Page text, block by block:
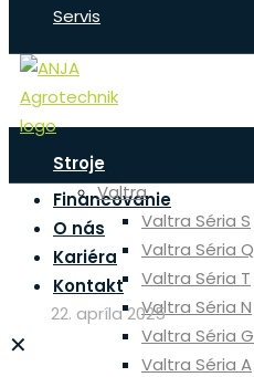
Servis
Novinky
Financovanie
O nás
Kariéra
Kontakt
✕
Stroje
Valtra
Valtra Séria S
Valtra Séria Q
Valtra Séria T
Valtra Séria N
Valtra Séria G
Valtra Séria A
22. apríla 2025